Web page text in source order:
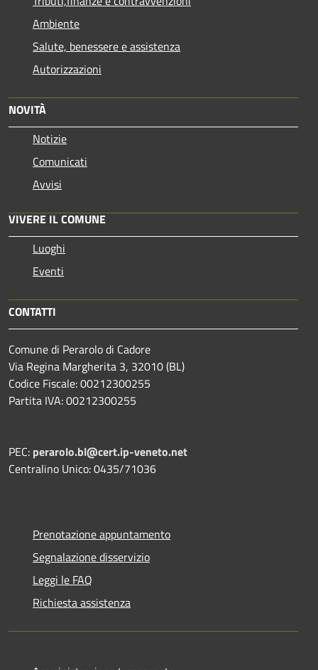
Ambiente
Salute, benessere e assistenza
Autorizzazioni
NOVITÀ
Notizie
Comunicati
Avvisi
VIVERE IL COMUNE
Luoghi
Eventi
CONTATTI
Comune di Perarolo di Cadore
Via Regina Margherita 3, 32010 (BL)
Codice Fiscale: 00212300255
Partita IVA: 00212300255
PEC: perarolo.bl@cert.ip-veneto.net
Centralino Unico: 0435/71036
Prenotazione appuntamento
Segnalazione disservizio
Leggi le FAQ
Richiesta assistenza